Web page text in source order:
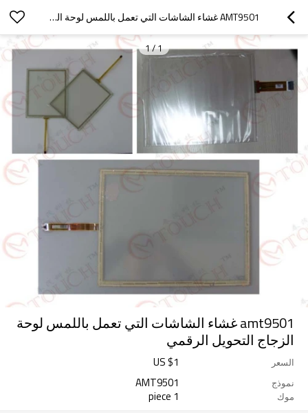
AMT9501 غشاء الشاشات التي تعمل باللمس لوحة الزجاج التحويل الرقمي
1
/
1
amt9501 غشاء الشاشات التي تعمل باللمس لوحة
الزجاج التحويل الرقمي
السعر US $1
نموذج AMT9501
موك 1 piece